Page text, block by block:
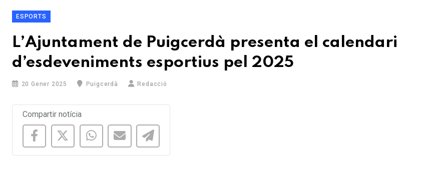
ESPORTS
L’Ajuntament de Puigcerdà presenta el calendari
d’esdeveniments esportius pel 2025
20 Gener 2025 Puigcerdà Redacció
Compartir notícia